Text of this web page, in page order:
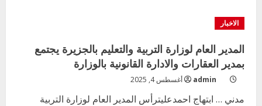
تقيم
يوم
الخدمة
العامة
بوزارة
التربية
الاخبار
المدير العام لوزارة التربية والتعليم بالجزيرة يجتمع
بمدير العقارات والادارة القانونية بالوزارة
admin أغسطس 4, 2025
مدني … ابتهاج احمدعليترأس المدير العام لوزارة التربية